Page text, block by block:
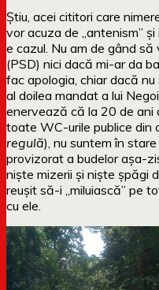
Știu, acei cititori care
vor acuza de „antenism”
e cazul. Nu am de gând
(PSD) nici dacă mi-ar da
fac apologia, chiar dacă
al doilea mandat a lui
enervează că la 20 de ani
toate WC-urile publice din
regulă), nu suntem în
provizorat a budelor așa-
niște mizerii și niște șpăgi
reușit să-i „miluiască” pe
cu ele.